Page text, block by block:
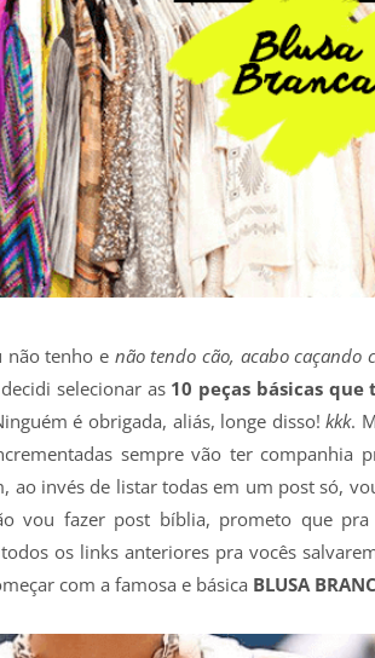
não tenho e não tendo cão, acabo caçando
selecionar as10 peças básicas que
é obrigada, aliás, longe disso!kkk.
sempre vão ter companhia
ao invés de listar todas em um post só,
vou fazer post bíblia, prometo que pra
os links anteriores pra vocês
com a famosa e básica BLUSA